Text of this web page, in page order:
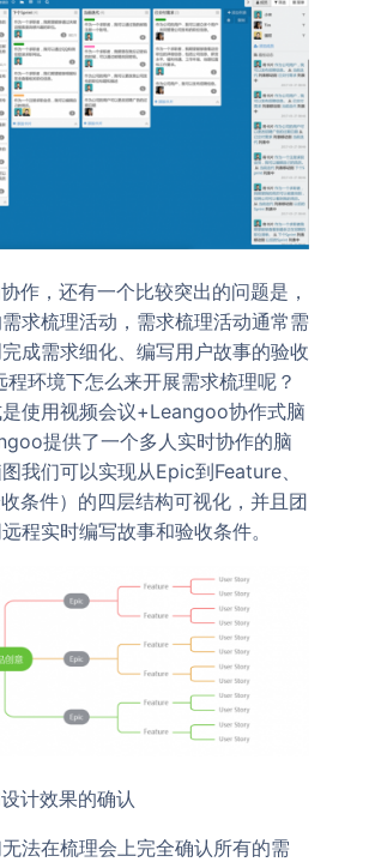
作，还有一个比较突出的问题是，
求梳理活动，需求梳理活动通常需
成需求细化、编写用户故事的验收
环境下怎么来开展需求梳理呢？
使用视频会议+Leangoo协作式脑
提供了一个多人实时协作的脑
我们可以实现从Epic到Feature、
条件）的四层结构可视化，并且团
程实时编写故事和验收条件。
计效果的确认
法在梳理会上完全确认所有的需